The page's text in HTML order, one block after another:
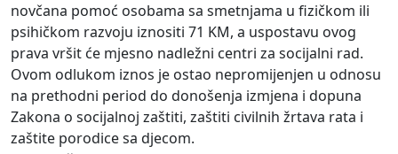
novčana pomoć osobama sa smetnjama u fizičkom ili
psihičkom razvoju iznositi 71 KM, a uspostavu ovog
prava vršit će mjesno nadležni centri za socijalni rad.
Ovom odlukom iznos je ostao nepromijenjen u odnosu
na prethodni period do donošenja izmjena i dopuna
Zakona o socijalnoj zaštiti, zaštiti civilnih žrtava rata i
zaštite porodice sa djecom.